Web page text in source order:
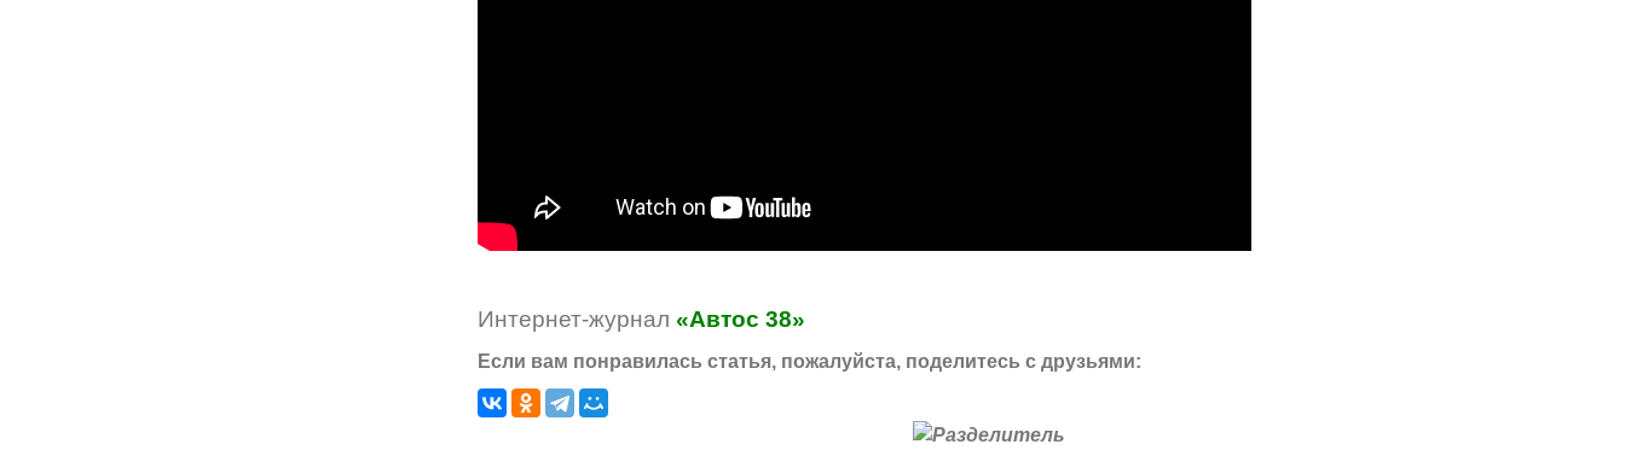
Интернет-журнал «Автос 38»
Если вам понравилась статья, пожалуйста, поделитесь с друзьями: